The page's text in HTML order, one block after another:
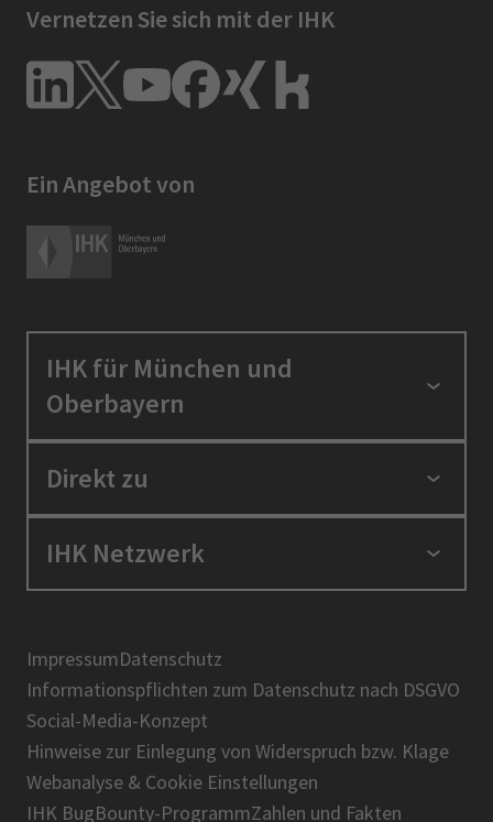
Vernetzen Sie sich mit der IHK
Ein Angebot von
IHK für München und
Oberbayern
Standortpolitik
Berufszugang
Über uns
Direkt zu
Positionen
Presse
IHK-Magazin
IHK Netzwerk
BIHK
DIHK
AHK
IHK-Standortportal Bayern
ImpressumDatenschutz
Informationspflichten zum Datenschutz nach DSGVO
Social-Media-Konzept
Hinweise zur Einlegung von Widerspruch bzw. Klage
Webanalyse & Cookie Einstellungen
IHK BugBounty-ProgrammZahlen und Fakten